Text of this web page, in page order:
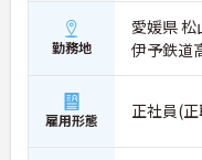
勤務地
愛媛県 松
伊予鉄道
雇用形態 正社員(